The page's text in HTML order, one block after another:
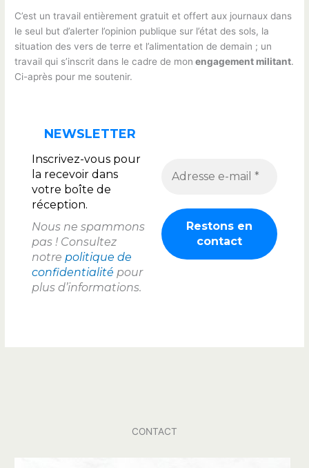
C’est un travail entièrement gratuit et offert aux journaux dans
le seul but d’alerter l’opinion publique sur l’état des sols, la
situation des vers de terre et l’alimentation de demain ; un
travail qui s’inscrit dans le cadre de mon engagement militant.
Ci-après pour me soutenir.
NEWSLETTER
Inscrivez-vous pour
la recevoir dans
votre boîte de
réception.
Nous ne spammons
pas ! Consultez
notre politique de
confidentialité pour
plus d’informations.
CONTACT